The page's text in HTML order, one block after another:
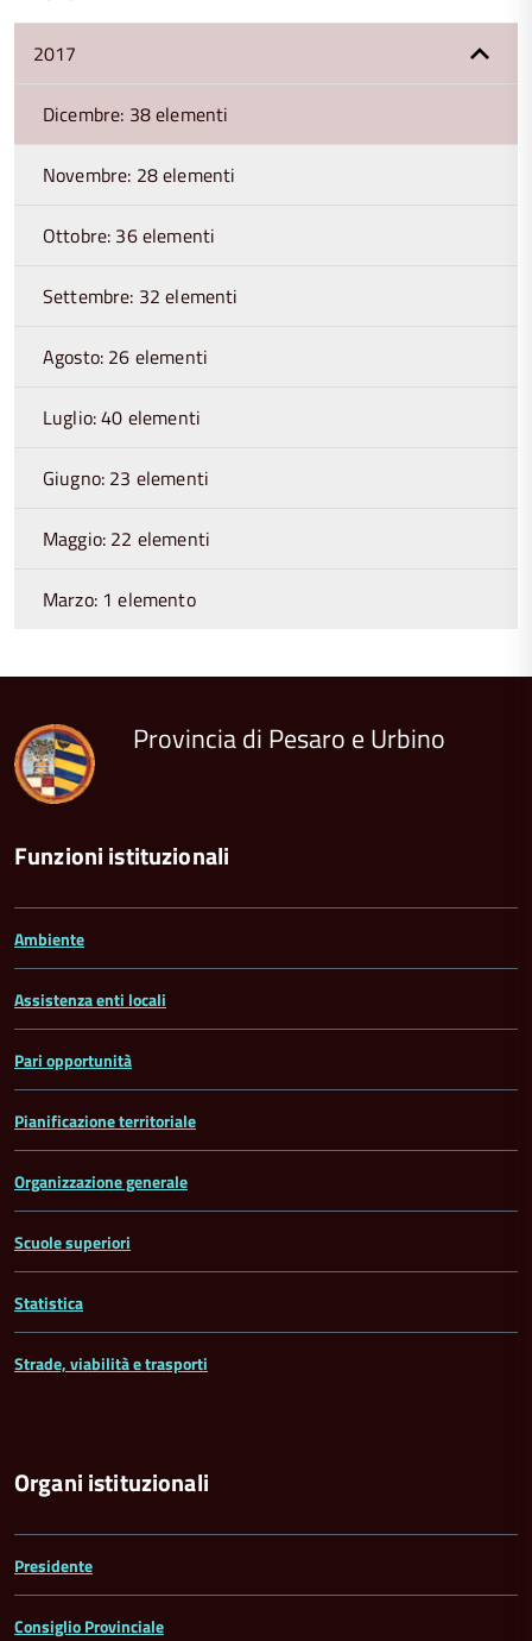
2017
Dicembre: 38 elementi
Novembre: 28 elementi
Ottobre: 36 elementi
Settembre: 32 elementi
Agosto: 26 elementi
Luglio: 40 elementi
Giugno: 23 elementi
Maggio: 22 elementi
Marzo: 1 elemento
del
Provincia di Pesaro e Urbino
Funzioni istituzionali
Ambiente
Assistenza enti locali
Pari opportunità
Pianificazione territoriale
Organizzazione generale
Scuole superiori
Statistica
Strade, viabilità e trasporti
Organi istituzionali
Presidente
Consiglio Provinciale